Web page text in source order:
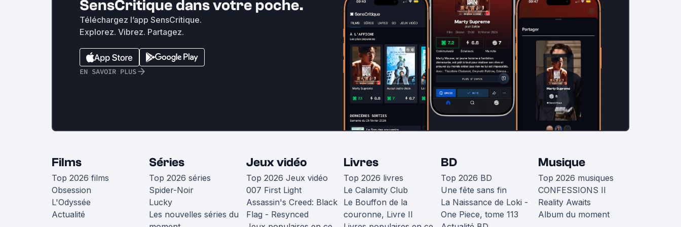
SensCritique dans votre poche.
Téléchargez l’app SensCritique.
Explorez. Vibrez. Partagez.
EN SAVOIR PLUS
Films
Top 2026 films
Obsession
L'Odyssée
Actualité
Séries
Top 2026 séries
Spider-Noir
Lucky
Les nouvelles séries du
Jeux vidéo
Top 2026 Jeux vidéo
007 First Light
Assassin's Creed: Black
Flag - Resynced
Livres
Top 2026 livres
Le Calamity Club
Le Bouffon de la
couronne, Livre II
BD
Top 2026 BD
Une fête sans fin
La Naissance de Loki -
One Piece, tome 113
Musique
Top 2026 musiques
CONFESSIONS II
Reality Awaits
Album du moment